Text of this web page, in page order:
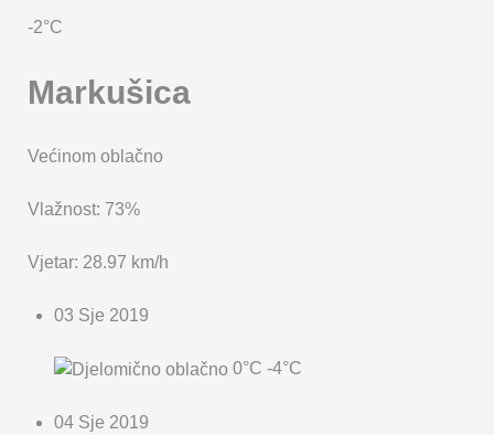
-2°C
Markušica
Većinom oblačno
Vlažnost: 73%
Vjetar: 28.97 km/h
03 Sje 2019
0°C -4°C
04 Sje 2019